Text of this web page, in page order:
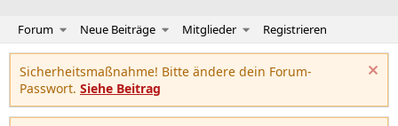
Forum Neue Beiträge Mitglieder Registrieren
Sicherheitsmaßnahme! Bitte ändere dein Forum-
Passwort. Siehe Beitrag